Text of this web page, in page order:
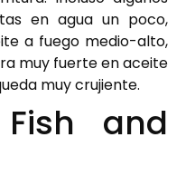
en agua un poco,
a fuego medio-alto,
muy fuerte en aceite
muy crujiente.
and